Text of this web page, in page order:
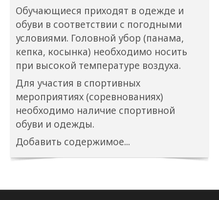
Обучающиеся приходят в одежде и
обуви в соответствии с погодными
условиями. Головной убор (панама,
кепка, косынка) необходимо носить
при высокой температуре воздуха.
Для участия в спортивных
мероприятиях (соревнованиях)
необходимо наличие спортивной
обуви и одежды.
Добавить содержимое...